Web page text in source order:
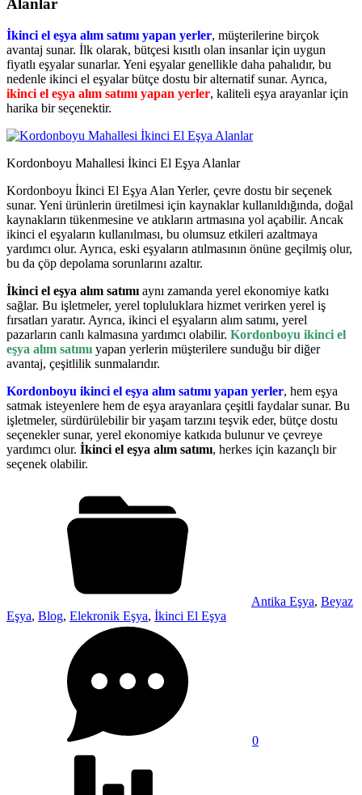
Alanlar
İkinci el eşya alım satımı yapan yerler, müşterilerine birçok
avantaj sunar. İlk olarak, bütçesi kısıtlı olan insanlar için uygun
fiyatlı eşyalar sunarlar. Yeni eşyalar genellikle daha pahalıdır, bu
nedenle ikinci el eşyalar bütçe dostu bir alternatif sunar. Ayrıca,
ikinci el eşya alım satımı yapan yerler, kaliteli eşya arayanlar için
harika bir seçenektir.
Kordonboyu Mahallesi İkinci El Eşya Alanlar
Kordonboyu İkinci El Eşya Alan Yerler, çevre dostu bir seçenek
sunar. Yeni ürünlerin üretilmesi için kaynaklar kullanıldığında, doğal
kaynakların tükenmesine ve atıkların artmasına yol açabilir. Ancak
ikinci el eşyaların kullanılması, bu olumsuz etkileri azaltmaya
yardımcı olur. Ayrıca, eski eşyaların atılmasının önüne geçilmiş olur,
bu da çöp depolama sorunlarını azaltır.
İkinci el eşya alım satımı aynı zamanda yerel ekonomiye katkı
sağlar. Bu işletmeler, yerel topluluklara hizmet verirken yerel iş
fırsatları yaratır. Ayrıca, ikinci el eşyaların alım satımı, yerel
pazarların canlı kalmasına yardımcı olabilir. Kordonboyu ikinci el
eşya alım satımı yapan yerlerin müşterilere sunduğu bir diğer
avantaj, çeşitlilik sunmalarıdır.
Kordonboyu ikinci el eşya alım satımı yapan yerler, hem eşya
satmak isteyenlere hem de eşya arayanlara çeşitli faydalar sunar. Bu
işletmeler, sürdürülebilir bir yaşam tarzını teşvik eder, bütçe dostu
seçenekler sunar, yerel ekonomiye katkıda bulunur ve çevreye
yardımcı olur. İkinci el eşya alım satımı, herkes için kazançlı bir
seçenek olabilir.
Antika Eşya, Beyaz
Eşya, Blog, Elekronik Eşya, İkinci El Eşya
0